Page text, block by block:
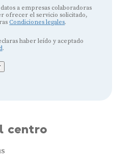
a empresas colaboradoras
ofrecer el servicio solicitado,
Condiciones legales.
haber leído y aceptado
.
centro